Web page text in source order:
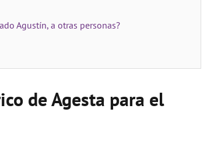
Agustín, a otras personas?
de Agesta para el